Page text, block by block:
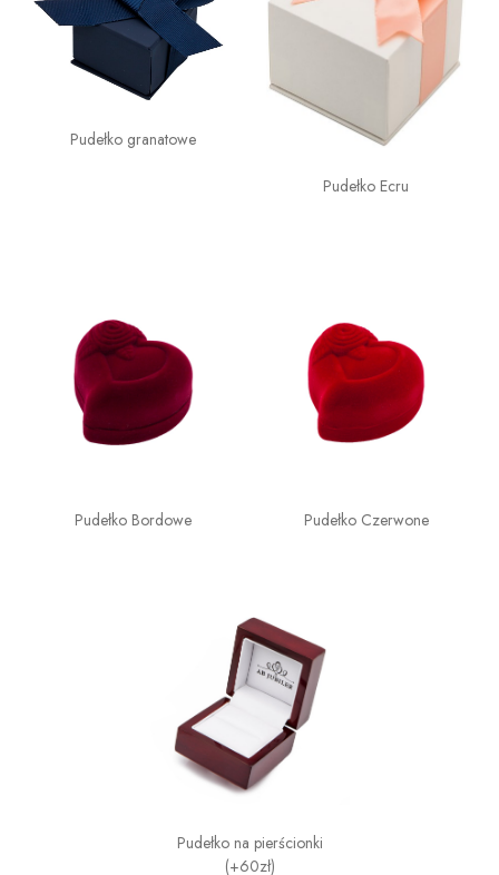
Pudełko granatowe
Pudełko Ecru
Pudełko Bordowe Pudełko Czerwone
Pudełko na pierścionki
(+60zł)